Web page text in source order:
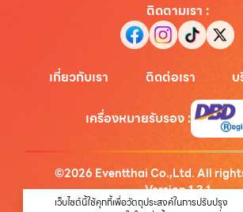
ติดตามเรา :
เกี่ยวกับเรา ติดต่อเรา บ
เครื่องหมายรับรอง:
©2026 Eventthai Co.,Ltd. All
Version1.3.1
เว็บไซต์นี้ใช้คุกกี้เพื่อวัตถุประสงค์ในการปรับปรุง